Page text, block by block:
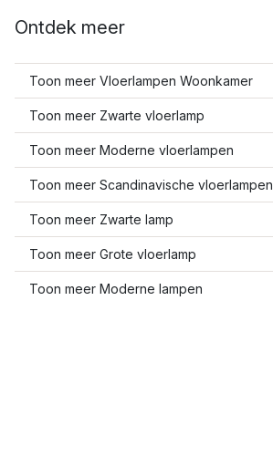
Ontdek meer
Toon meer Vloerlampen Woonkamer
Toon meer Zwarte vloerlamp
Toon meer Moderne vloerlampen
Toon meer Scandinavische vloerlampen
Toon meer Zwarte lamp
Toon meer Grote vloerlamp
Toon meer Moderne lampen